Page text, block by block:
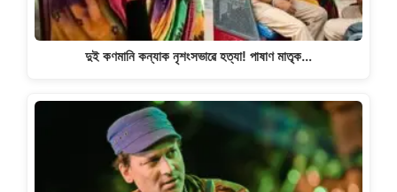
দুই কণমানি কন্যাক নৃশংসভাৱে হত্যা! পাষাণ মাতৃক…